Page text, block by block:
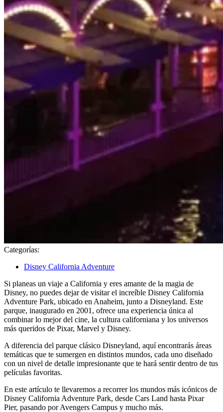
Categorías:
Disney California Adventure
Si planeas un viaje a California y eres amante de la magia de
Disney, no puedes dejar de visitar el increíble Disney California
Adventure Park, ubicado en Anaheim, junto a Disneyland. Este
parque, inaugurado en 2001, ofrece una experiencia única al
combinar lo mejor del cine, la cultura californiana y los universos
más queridos de Pixar, Marvel y Disney.
A diferencia del parque clásico Disneyland, aquí encontrarás áreas
temáticas que te sumergen en distintos mundos, cada uno diseñado
con un nivel de detalle impresionante que te hará sentir dentro de tus
películas favoritas.
En este artículo te llevaremos a recorrer los mundos más icónicos de
Disney California Adventure Park, desde Cars Land hasta Pixar
Pier, pasando por Avengers Campus y mucho más.